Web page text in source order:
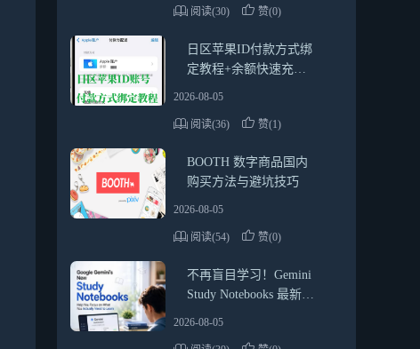
阅读(30) 赞(0)
日区苹果ID付款方式绑
定教程+余额快速充值
2026-08-05
阅读(36) 赞(1)
BOOTH 数字商品国内
购买方法与避坑技巧
2026-08-05
阅读(54) 赞(0)
不再盲目学习！Gemini
Study Notebooks 最新使
2026-08-05